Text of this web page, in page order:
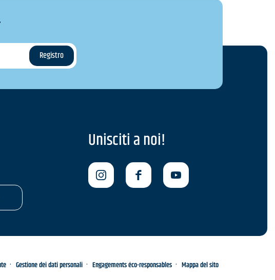
Unisciti a noi!
Gestione dei dati personali Engagements éco-responsables Mappa del sito